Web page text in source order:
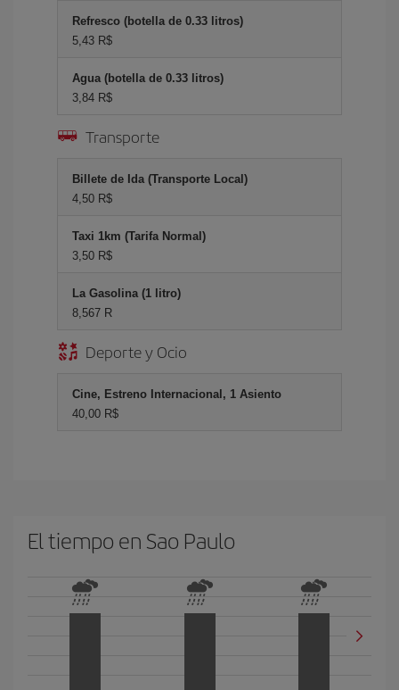
Refresco (botella de 0.33 litros)
5,43 R$
Agua (botella de 0.33 litros)
3,84 R$
Transporte
Billete de Ida (Transporte Local)
4,50 R$
Taxi 1km (Tarifa Normal)
3,50 R$
La Gasolina (1 litro)
8,567 R
Deporte y Ocio
Cine, Estreno Internacional, 1 Asiento
40,00 R$
El tiempo en Sao Paulo